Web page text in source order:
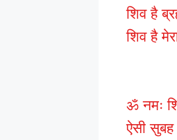
शिव है
शिव है
ॐ नमः
ऐसी